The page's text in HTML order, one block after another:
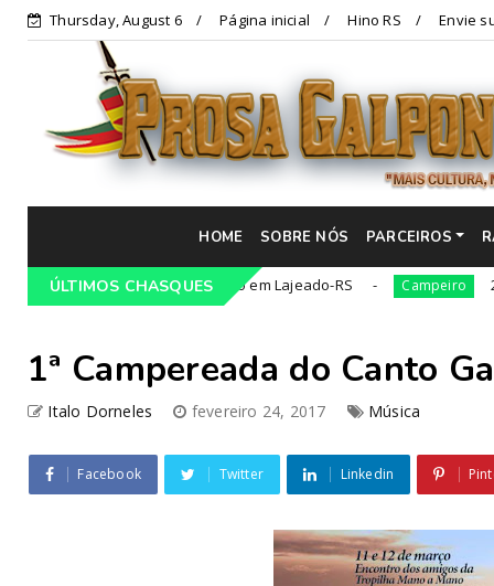
Thursday, August 6 Página inicial Hino RS Envie
HOME SOBRE NÓS PARCEIROS
ÚLTIMOS CHASQUES
Tradicionalista Gaúcho em Lajeado-RS Campeiro 21ª
1ª Campereada do Canto
Italo Dorneles fevereiro 24, 2017 Música
Facebook Twitter Linkedin